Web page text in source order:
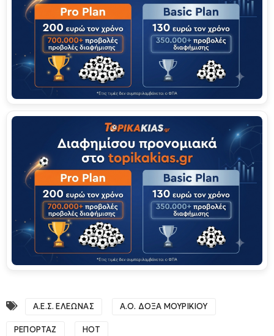
Α.Ε.Σ. ΕΛΕΩΝΑΣ Α.Ο. ΔΟΞΑ ΜΟΥΡΙΚΙΟΥ
ΡΕΠΟΡΤΑΖ HOT